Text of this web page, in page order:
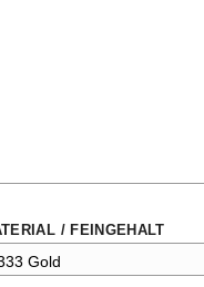
/ FEINGEHALT